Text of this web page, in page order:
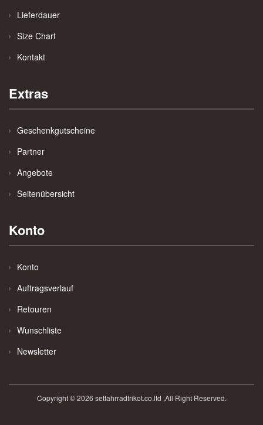
Lieferdauer
Size Chart
Kontakt
Extras
Geschenkgutscheine
Partner
Angebote
Seitenübersicht
Konto
Konto
Auftragsverlauf
Retouren
Wunschliste
Newsletter
Copyright © 2026 setfahrradtrikot.co.ltd ,All Right Reserved.